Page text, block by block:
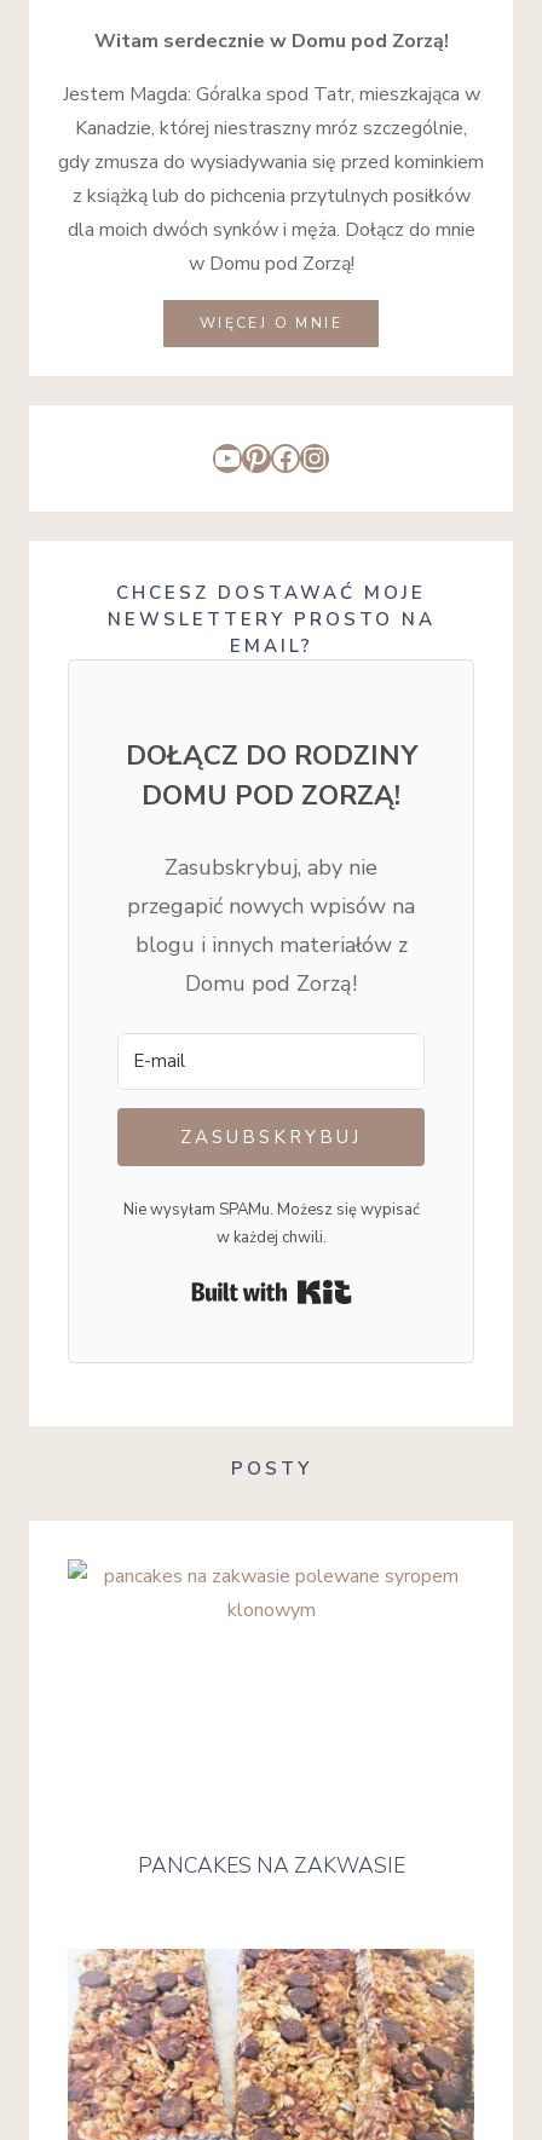
Witam serdecznie w Domu pod Zorzą!
Jestem Magda: Góralka spod Tatr, mieszkająca w
Kanadzie, której niestraszny mróz szczególnie,
gdy zmusza do wysiadywania się przed kominkiem
z książką lub do pichcenia przytulnych posiłków
dla moich dwóch synków i męża. Dołącz do mnie
w Domu pod Zorzą!
WIĘCEJ O MNIE
YouTube
Pinterest
Facebook
Instagram
CHCESZ DOSTAWAĆ MOJE
NEWSLETTERY PROSTO NA
EMAIL?
DOŁĄCZ DO RODZINY
DOMU POD ZORZĄ!
Zasubskrybuj, aby nie
przegapić nowych wpisów na
blogu i innych materiałów z
Domu pod Zorzą!
ZASUBSKRYBUJ
Nie wysyłam SPAMu. Możesz się wypisać
w każdej chwili.
POSTY
PANCAKES NA ZAKWASIE